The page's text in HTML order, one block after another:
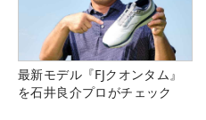
最新モデル『FJクオンタム』
を石井良介プロがチェック